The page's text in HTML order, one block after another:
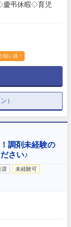
弔休暇◇育児
狙い目！
）
調剤未経験の
さい♪
奨
未経験可